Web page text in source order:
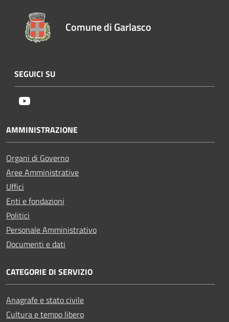
Comune di Garlasco
SEGUICI SU
AMMINISTRAZIONE
Organi di Governo
Aree Amministrative
Uffici
Enti e fondazioni
Politici
Personale Amministrativo
Documenti e dati
CATEGORIE DI SERVIZIO
Anagrafe e stato civile
Cultura e tempo libero